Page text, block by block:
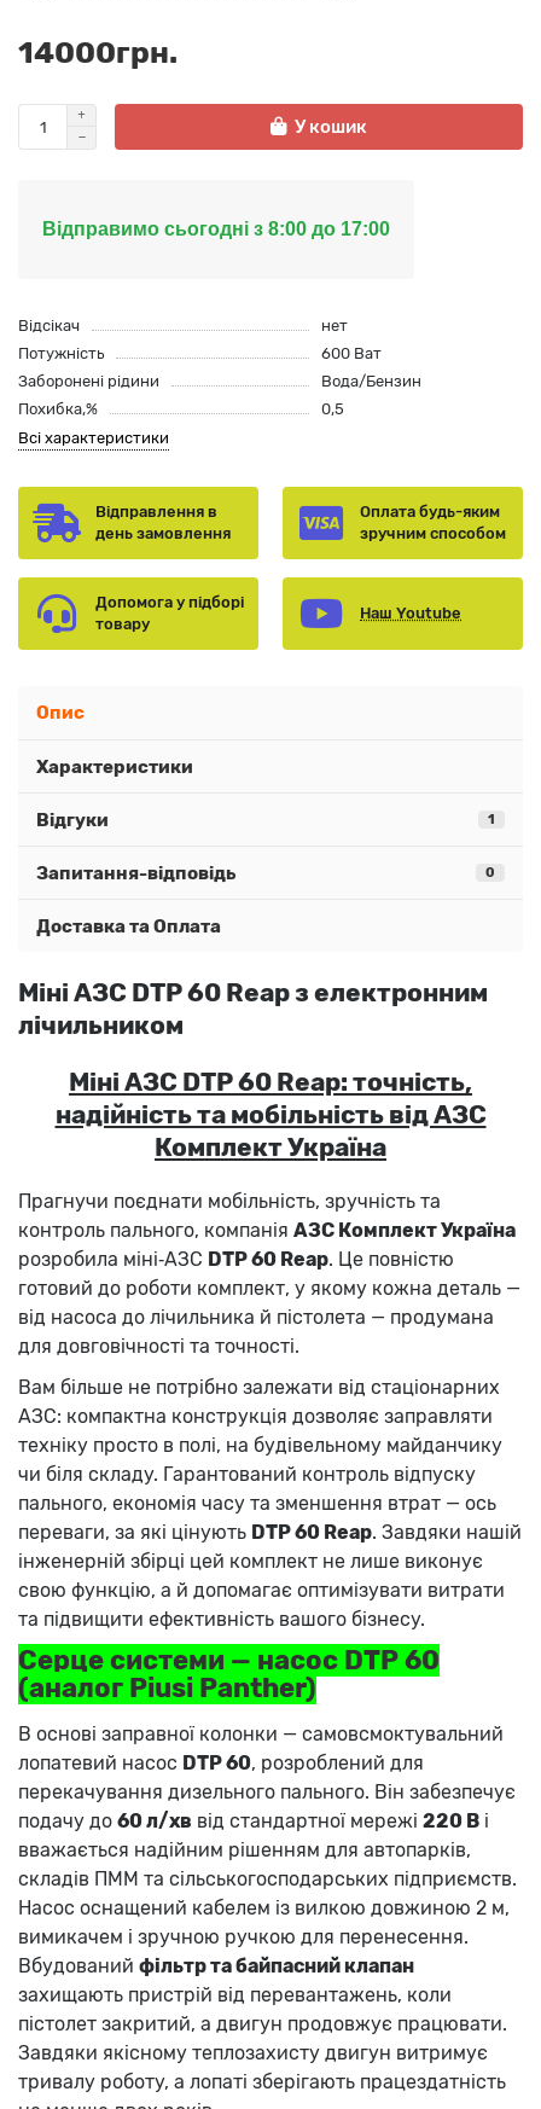
14000грн.
У кошик
Відправимо сьогодні з 8:00 до 17:00
Відсікач
нет
Потужність
600 Ват
Заборонені рідини
Вода/Бензин
Похибка,%
0,5
Всі характеристики
Відправлення в
день замовлення
Оплата будь-яким
зручним способом
Допомога у підборі
товару
Наш Youtube
Опис
Характеристики
Відгуки 1
Запитання-відповідь 0
Доставка та Оплата
Міні АЗС DTP 60 Reap з електронним
лічильником
Міні АЗС DTP 60 Reap: точність,
надійність та мобільність від АЗС
Комплект Україна
Прагнучи поєднати мобільність, зручність та
контроль пального, компанія АЗС Комплект Україна
розробила міні‑АЗС DTP 60 Reap. Це повністю
готовий до роботи комплект, у якому кожна деталь —
від насоса до лічильника й пістолета — продумана
для довговічності та точності.
Вам більше не потрібно залежати від стаціонарних
АЗС: компактна конструкція дозволяє заправляти
техніку просто в полі, на будівельному майданчику
чи біля складу. Гарантований контроль відпуску
пального, економія часу та зменшення втрат — ось
переваги, за які цінують DTP 60 Reap. Завдяки нашій
інженерній збірці цей комплект не лише виконує
свою функцію, а й допомагає оптимізувати витрати
та підвищити ефективність вашого бізнесу.
Серце системи — насос DTP 60
(аналог Piusi Panther)
В основі заправної колонки — самовсмоктувальний
лопатевий насос DTP 60, розроблений для
перекачування дизельного пального. Він забезпечує
подачу до 60 л/хв від стандартної мережі 220 В і
вважається надійним рішенням для автопарків,
складів ПММ та сільськогосподарських підприємств.
Насос оснащений кабелем із вилкою довжиною 2 м,
вимикачем і зручною ручкою для перенесення.
Вбудований фільтр та байпасний клапан
захищають пристрій від перевантажень, коли
пістолет закритий, а двигун продовжує працювати.
Завдяки якісному теплозахисту двигун витримує
тривалу роботу, а лопаті зберігають працездатність